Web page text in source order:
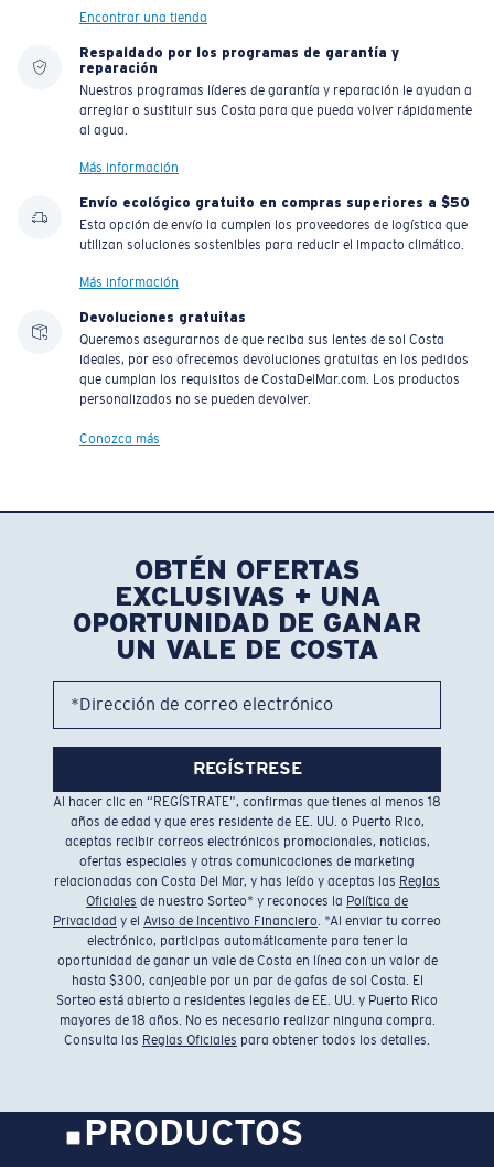
Encontrar una tienda
Respaldado por los programas de garantía y
reparación
Nuestros programas líderes de garantía y reparación le ayudan a
arreglar o sustituir sus Costa para que pueda volver rápidamente
al agua.
Más información
Envío ecológico gratuito en compras superiores a $50
Esta opción de envío la cumplen los proveedores de logística que
utilizan soluciones sostenibles para reducir el impacto climático.
Más información
Devoluciones gratuitas
Queremos asegurarnos de que reciba sus lentes de sol Costa
ideales, por eso ofrecemos devoluciones gratuitas en los pedidos
que cumplan los requisitos de CostaDelMar.com. Los productos
personalizados no se pueden devolver.
Conozca más
OBTÉN OFERTAS
EXCLUSIVAS + UNA
OPORTUNIDAD DE GANAR
UN VALE DE COSTA
*Dirección de correo electrónico
REGÍSTRESE
Al hacer clic en “REGÍSTRATE”, confirmas que tienes al menos 18
años de edad y que eres residente de EE. UU. o Puerto Rico,
aceptas recibir correos electrónicos promocionales, noticias,
ofertas especiales y otras comunicaciones de marketing
relacionadas con Costa Del Mar, y has leído y aceptas las Reglas
Oficiales de nuestro Sorteo* y reconoces la Política de
Privacidad y el Aviso de Incentivo Financiero. *Al enviar tu correo
electrónico, participas automáticamente para tener la
oportunidad de ganar un vale de Costa en línea con un valor de
hasta $300, canjeable por un par de gafas de sol Costa. El
Sorteo está abierto a residentes legales de EE. UU. y Puerto Rico
mayores de 18 años. No es necesario realizar ninguna compra.
Consulta las Reglas Oficiales para obtener todos los detalles.
PRODUCTOS